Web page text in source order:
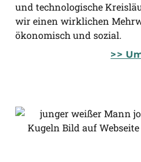
und technologische
wir einen wirklichen
ökonomisch und sozial.
>>